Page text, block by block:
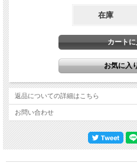
在庫
返品についての詳細はこちら
お問い合わせ